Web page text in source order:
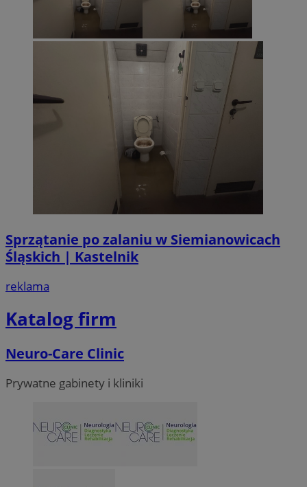
Sprzątanie po zalaniu w Siemianowicach
Śląskich | Kastelnik
reklama
Katalog firm
Neuro-Care Clinic
Prywatne gabinety i kliniki